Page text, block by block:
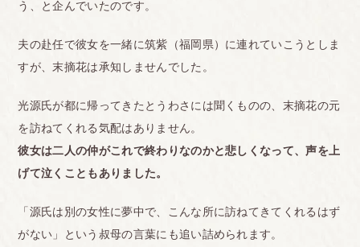
う、と企んでいたのです。
夫の赴任で彼女を一緒に筑紫（福岡県）に連れていこうとしま
すが、末摘花は承知しませんでした。
光源氏が都に帰ってきたとうわさには聞くものの、末摘花の元
を訪ねてくれる気配はありません。
彼女は二人の仲がこれで終わりなのかと悲しくなって、声を上
げて泣くこともありました。
「源氏は別の女性に夢中で、こんな所に訪ねてきてくれるはず
がない」という叔母の言葉にも追い詰められます。